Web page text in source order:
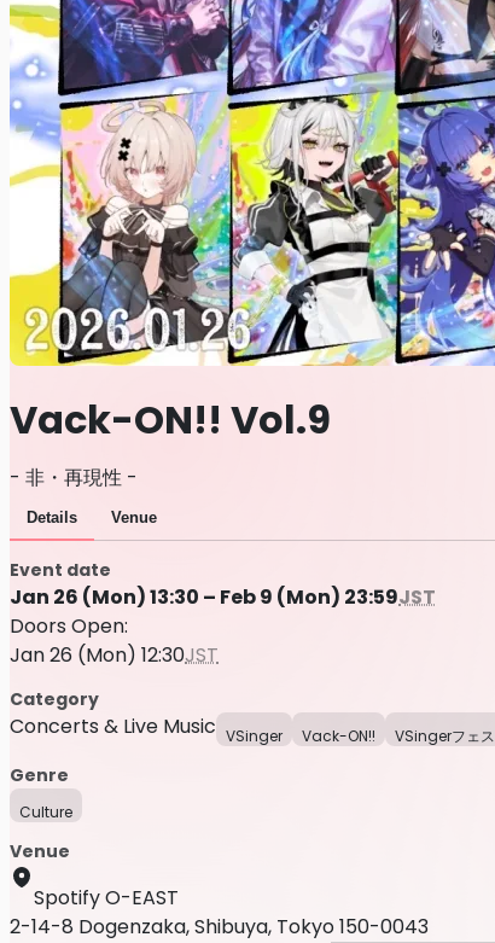
Vack-ON!! Vol.9
- 非・再現性 -
Details Venue
Event date
Jan 26 (Mon) 13:30 – Feb 9 (Mon) 23:59JST
Doors Open:
Jan 26 (Mon) 12:30JST
Category
Concerts & Live Music VSinger Vack-ON!! VSingerフェス
Genre
Culture
Venue
Spotify O-EAST
2-14-8 Dogenzaka, Shibuya, Tokyo 150-0043